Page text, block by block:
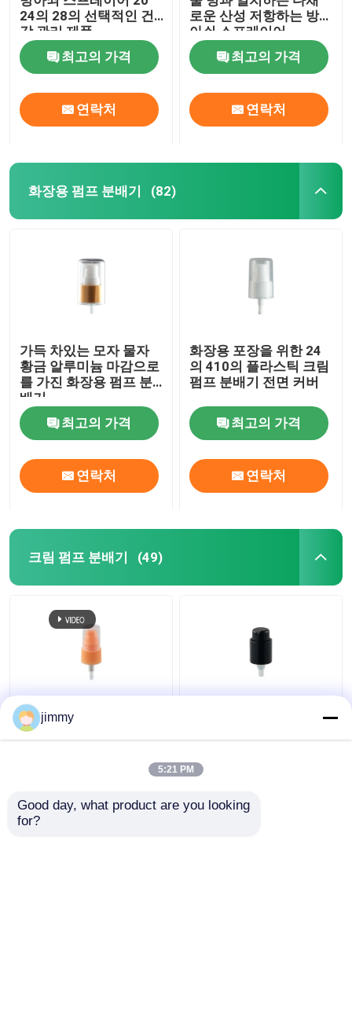
24의 28의 선택적인 건
강 관리 제품
최고의 가격
연락처
로운 산성 저항하는 방
아쇠 스프레이어
최고의 가격
연락처
화장용 펌프 분배기 (82)
가득 차있는 모자 물자
황금 알루미늄 마감으로
를 가진 화장용 펌프 분
배기
최고의 가격
연락처
화장용 포장을 위한 24
의 410의 플라스틱 크림
펌프 분배기 전면 커버
최고의 가격
연락처
크림 펌프 분배기 (49)
주문 관 길이에 물자 늑
골을 붙인 마감 크림 펌
jimmy
5:21 PM
Good day, what product are you looking
for?